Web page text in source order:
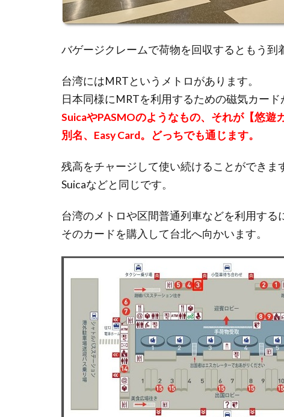
バゲージクレームで荷物を回収するともう到
台湾にはMRTというメトロがあります。
日本同様にMRTを利用するための磁気カード
SuicaやPASMOのようなもの、それが【悠遊
別名、Easy Card。どっちでも通じます。
残高をチャージして使い続けることができま
Suicaなどと同じです。
台湾のメトロや区間普通列車などを利用する
そのカードを購入して台北へ向かいます。